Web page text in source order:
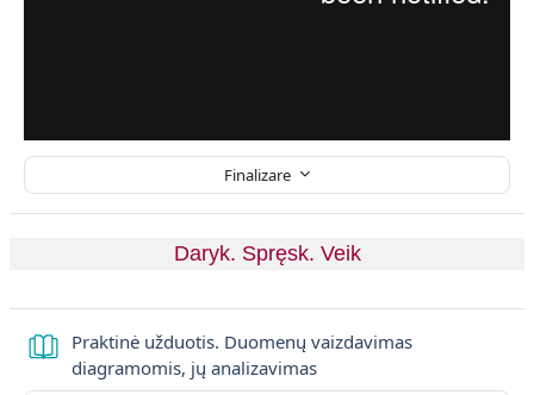
Finalizare
Daryk. Spręsk. Veik
Praktinė užduotis. Duomenų vaizdavimas
diagramomis, jų analizavimasCarte